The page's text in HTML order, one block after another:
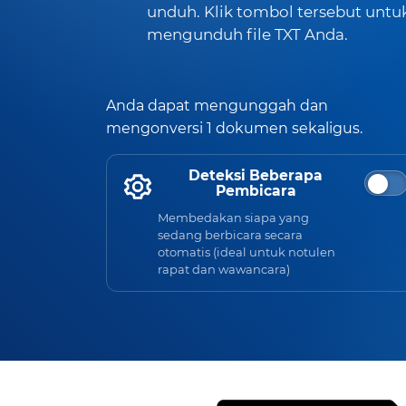
unduh. Klik tombol tersebut
mengunduh file TXT Anda.
Anda dapat mengunggah dan
mengonversi 1 dokumen sekaligus.
Deteksi Beberapa
Pembicara
Membedakan siapa yang
sedang berbicara secara
otomatis (ideal untuk notulen
rapat dan wawancara)